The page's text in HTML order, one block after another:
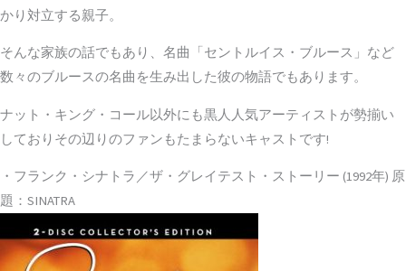
かり対立する親子。
そんな家族の話でもあり、名曲「セントルイス・ブルース」など
数々のブルースの名曲を生み出した彼の物語でもあります。
ナット・キング・コール以外にも黒人人気アーティストが勢揃い
しておりその辺りのファンもたまらないキャストです!
・フランク・シナトラ／ザ・グレイテスト・ストーリー (1992年) 原
題：SINATRA